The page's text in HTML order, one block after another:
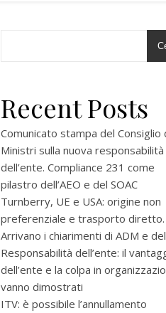
Recent Posts
Comunicato stampa del Consiglio
Ministri sulla nuova responsabilità
dell’ente. Compliance 231 come
pilastro dell’AEO e del SOAC
Turnberry, UE e USA: origine non
preferenziale e trasporto diretto.
Arrivano i chiarimenti di ADM e
Responsabilità dell’ente: il
dell’ente e la colpa in
vanno dimostrati
ITV: è possibile l’annullamento